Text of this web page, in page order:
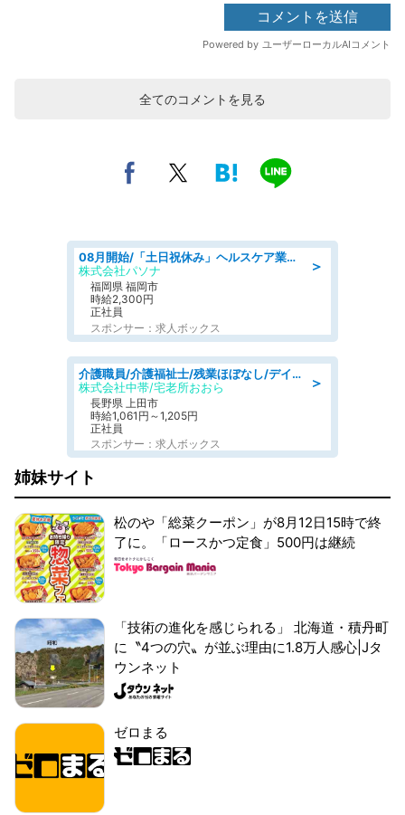
全てのコメントを見る
＞
08月開始/「土日祝休み」ヘルスケア業界の産業保健師/高時給/未経験OK/要資格:保健師、正看護師
株式会社パソナ
福岡県 福岡市
時給2,300円
正社員
スポンサー：求人ボックス
＞
介護職員/介護福祉士/残業ほぼなし/デイサービスの介護士/日勤のみ
株式会社中帯/宅老所おおら
長野県 上田市
時給1,061円～1,205円
正社員
スポンサー：求人ボックス
姉妹サイト
松のや「総菜クーポン」が8月12日15時で終
了に。「ロースかつ定食」500円は継続
「技術の進化を感じられる」 北海道・積丹町
に〝4つの穴〟が並ぶ理由に1.8万人感心|Jタ
ウンネット
ゼロまる